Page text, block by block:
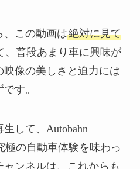
、この動画は絶対に見て
、普段あまり車に興味が
像の美しさと迫力には
す。
して、Autobahn
極の自動車体験を味わっ
ンネルは、これからも